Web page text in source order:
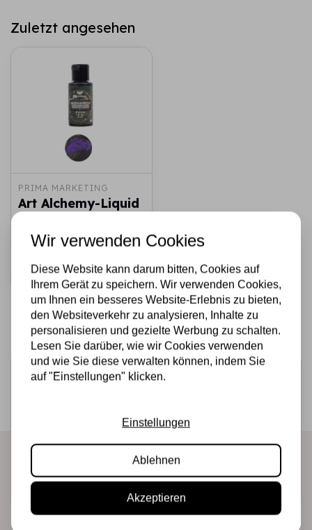
Zuletzt angesehen
PRIMA MARKETING
Art Alchemy-Liquid
Acrylic Purple - 1
bottle - 30ml / art
paint
€6,50 Nicht auf Lager
Melden Sie sich für den Newsletter an
Produkte direkt in Ihrem Posteingang!
Abonnieren
Wir verwenden Cookies
Diese Website kann darum bitten, Cookies auf
Ihrem Gerät zu speichern. Wir verwenden Cookies,
um Ihnen ein besseres Website-Erlebnis zu bieten,
den Websiteverkehr zu analysieren, Inhalte zu
personalisieren und gezielte Werbung zu schalten.
Lesen Sie darüber, wie wir Cookies verwenden
und wie Sie diese verwalten können, indem Sie
auf "Einstellungen" klicken.
Einstellungen
Ablehnen
Akzeptieren